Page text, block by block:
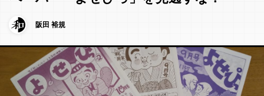
阪田 裕規